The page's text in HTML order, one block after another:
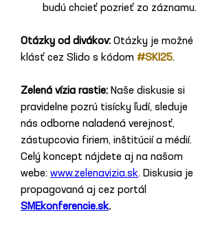
budú chcieť pozrieť zo záznamu.
Otázky od divákov: Otázky je možné
klásť cez Slido s kódom #SKI25.
Zelená vízia rastie: Naše diskusie si
pravidelne pozrú tisícky ľudí, sleduje
nás odborne naladená verejnosť,
zástupcovia firiem, inštitúcií a médií.
Celý koncept nájdete aj na našom
webe: www.zelenavizia.sk. Diskusia je
propagovaná aj cez portál
SMEkonferencie.sk.